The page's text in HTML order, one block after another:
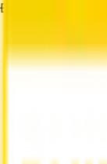
Đang tải...